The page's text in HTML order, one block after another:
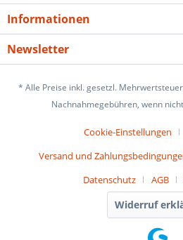
Informationen
Newsletter
* Alle Preise inkl. gesetzl.
Nachnahmegebühren, wenn
Cookie-Einstellungen
Versand und
Datenschutz
AGB
Widerruf